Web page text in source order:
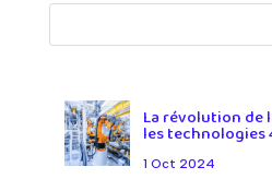
La révolution de
les technologies
1 Oct 2024